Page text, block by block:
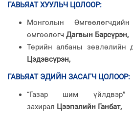
ГАВЬЯАТ ХУУЛЬЧ ЦОЛООР:
Монголын
өмгөөлөгч Дагвын Барсүрэн,
Төрийн албаны зөвлөлийн
Цэдэвсүрэн,
ГАВЬЯАТ ЭДИЙН ЗАСАГЧ ЦОЛООР:
“Газар шим үйлдвэр”
захирал Цээпэлийн Ганбат,